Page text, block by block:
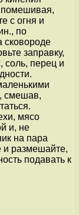
помешивая,
с огня и
по
сковороде
заправку,
соль, перец и
смешав,
мясо
и, не
на пара
и размешайте,
подавать к